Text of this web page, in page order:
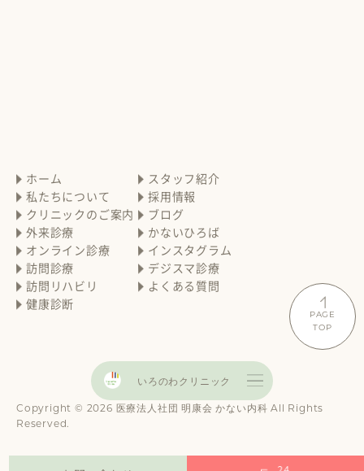
ホーム
スタッフ紹介
私たちについて
採用情報
クリニックのご案内
ブログ
外来診療
かないひろば
オンライン診療
インスタグラム
訪問診療
デジスマ診療
訪問リハビリ
よくある質問
健康診断
Copyright © 2026 医療法人社団 明康会 かない内科 All Rights
Reserved.
いろのわクリニック
PAGE
TOP